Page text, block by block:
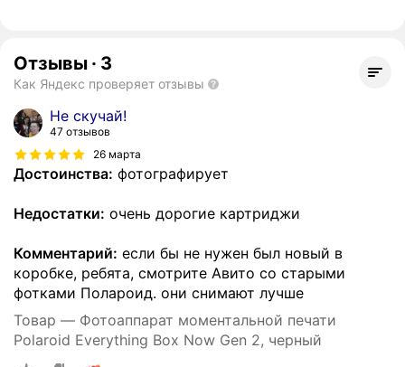
Отзывы · 3
Как Яндекс проверяет отзывы
Не скучай!
47 отзывов
26 марта
Достоинства: фотографирует
Недостатки: очень дорогие картриджи
Комментарий: если бы не нужен был новый в
коробке, ребята, смотрите Авито со старыми
фотками Полароид. они снимают лучше
Товар — Фотоаппарат моментальной печати
Polaroid Everything Box Now Gen 2, черный